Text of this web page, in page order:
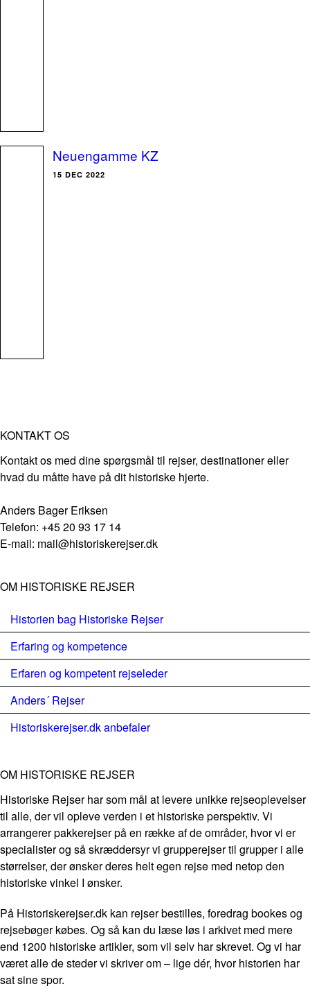
Neuengamme KZ
15 DEC 2022
KONTAKT OS
Kontakt os med dine spørgsmål til rejser, destinationer eller
hvad du måtte have på dit historiske hjerte.
Anders Bager Eriksen
Telefon: +45 20 93 17 14
E-mail: mail@historiskerejser.dk
OM HISTORISKE REJSER
Historien bag Historiske Rejser
Erfaring og kompetence
Erfaren og kompetent rejseleder
Anders´ Rejser
Historiskerejser.dk anbefaler
OM HISTORISKE REJSER
Historiske Rejser har som mål at levere unikke rejseoplevelser
til alle, der vil opleve verden i et historiske perspektiv. Vi
arrangerer pakkerejser på en række af de områder, hvor vi er
specialister og så skræddersyr vi grupperejser til grupper i alle
størrelser, der ønsker deres helt egen rejse med netop den
historiske vinkel I ønsker.
På Historiskerejser.dk kan rejser bestilles, foredrag bookes og
rejsebøger købes. Og så kan du læse løs i arkivet med mere
end 1200 historiske artikler, som vil selv har skrevet. Og vi har
været alle de steder vi skriver om – lige dér, hvor historien har
sat sine spor.